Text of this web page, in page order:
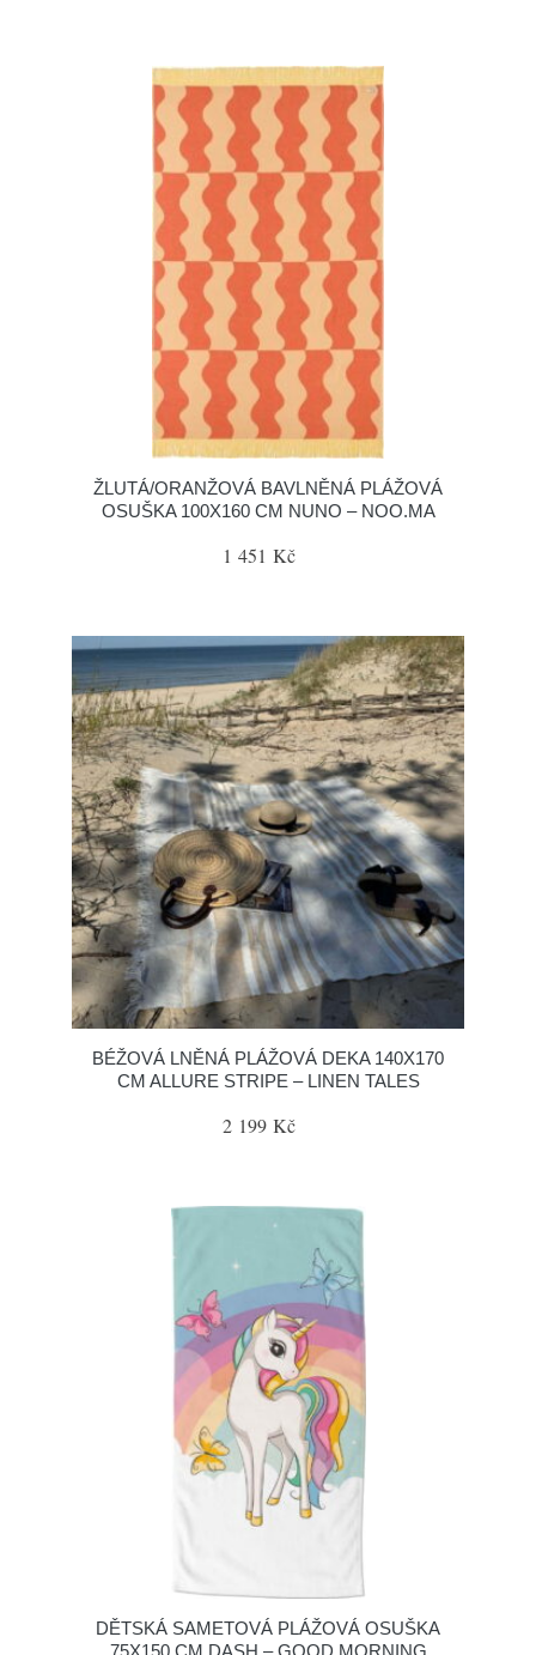
ŽLUTÁ/ORANŽOVÁ BAVLNĚNÁ PLÁŽOVÁ
OSUŠKA 100X160 CM NUNO – NOO.MA
1 451 Kč
BÉŽOVÁ LNĚNÁ PLÁŽOVÁ DEKA 140X170
CM ALLURE STRIPE – LINEN TALES
2 199 Kč
DĚTSKÁ SAMETOVÁ PLÁŽOVÁ OSUŠKA
75X150 CM DASH – GOOD MORNING